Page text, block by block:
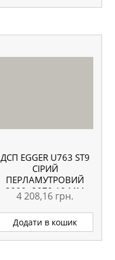
ДСП EGGER U763 ST9
СІРИЙ
ПЕРЛАМУТРОВИЙ
2800×2070 18 ММ
4 208,16 грн.
Додати в кошик